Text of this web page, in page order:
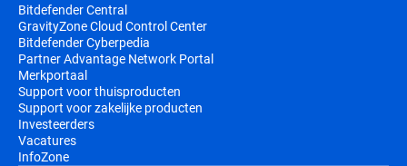
Bitdefender Central
GravityZone Cloud Control Center
Bitdefender Cyberpedia
Partner Advantage Network Portal
Merkportaal
Support voor thuisproducten
Support voor zakelijke producten
Investeerders
Vacatures
InfoZone